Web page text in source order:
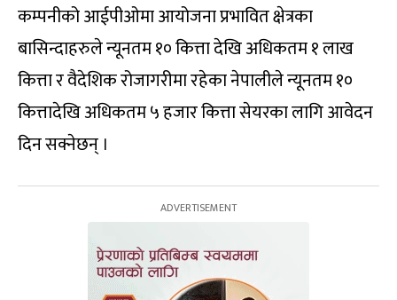
कम्पनीको आईपीओमा आयोजना प्रभावित क्षेत्रका
बासिन्दाहरुले न्यूनतम १० कित्ता देखि अधिकतम १ लाख
कित्ता र वैदेशिक रोजागरीमा रहेका नेपालीले न्यूनतम १०
कित्तादेखि अधिकतम ५ हजार कित्ता सेयरका लागि आवेदन
दिन सक्नेछन् ।